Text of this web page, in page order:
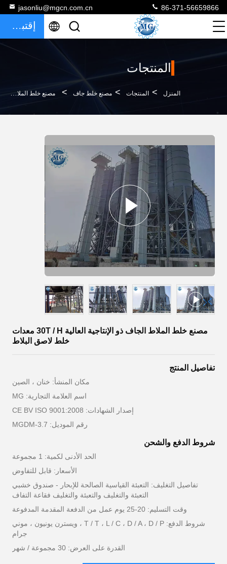
jasonliu@mgcn.com.cn 86-371-56659866
إقتباس
المنتجات
المنزل > المنتجات > مصنع خلط جاف > مصنع خلط الملاط الجاف ذو الإنتاجية العالية 30T / H معدات خلط لاصق البلاط
مصنع خلط الملاط الجاف ذو الإنتاجية العالية 30T / H معدات
خلط لاصق البلاط
تفاصيل المنتج
مكان المنشأ: خنان ، الصين
اسم العلامة التجارية: MG
إصدار الشهادات: CE BV ISO 9001:2008
رقم الموديل: MGDM-3.7
شروط الدفع والشحن
الحد الأدنى لكمية: 1 مجموعة
الأسعار: قابل للتفاوض
تفاصيل التغليف: التعبئة القياسية الصالحة للإبحار - صندوق خشبي
التعبئة والتغليف والتعبئة والتغليف فقاعة التفاف
وقت التسليم: 20-25 يوم عمل من الدفعة المقدمة المدفوعة
شروط الدفع: T / T ، L / C ، D / A ، D / P ، ويسترن يونيون ، موني
جرام
القدرة على العرض: 30 مجموعة / شهر